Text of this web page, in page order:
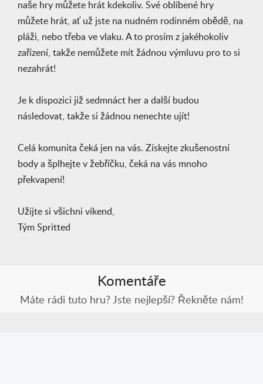
naše hry můžete hrát kdekoliv. Své oblíbené hry
můžete hrát, ať už jste na nudném rodinném obědě, na
pláži, nebo třeba ve vlaku. A to prosím z jakéhokoliv
zařízení, takže nemůžete mít žádnou výmluvu pro to si
nezahrát!
Je k dispozici již sedmnáct her a další budou
následovat, takže si žádnou nenechte ujít!
Celá komunita čeká jen na vás. Získejte zkušenostní
body a šplhejte v žebříčku, čeká na vás mnoho
překvapení!
Užijte si všichni víkend,
Tým Spritted
Komentáře
Máte rádi tuto hru? Jste nejlepší? Řekněte nám!